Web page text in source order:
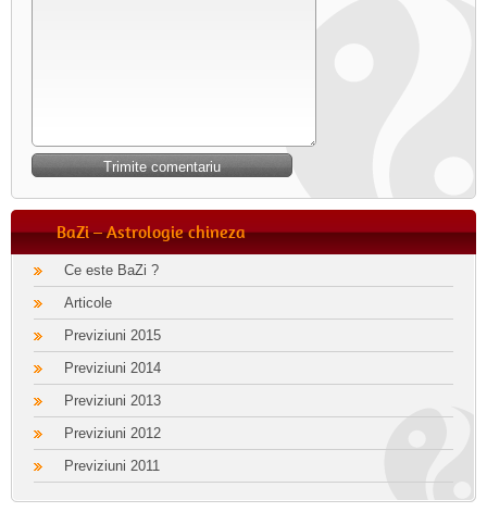
BaZi – Astrologie chineza
Ce este BaZi ?
Articole
Previziuni 2015
Previziuni 2014
Previziuni 2013
Previziuni 2012
Previziuni 2011